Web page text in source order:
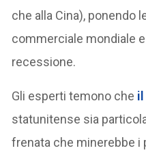
che alla Cina), ponendo
commerciale mondiale
recessione.
Gli esperti temono che
statunitense sia
frenata che minerebbe i